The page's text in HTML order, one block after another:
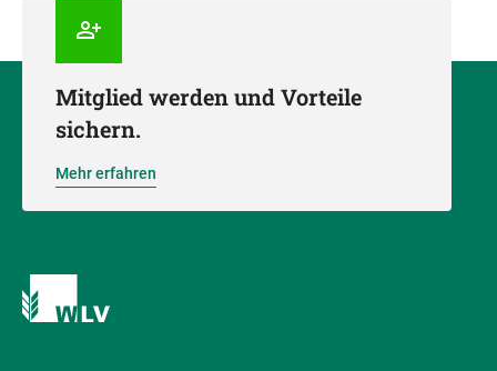
Mitglied werden und Vorteile
sichern.
Mehr erfahren